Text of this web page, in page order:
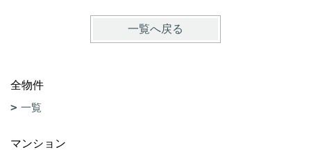
一覧へ戻る
全物件
一覧
マンション